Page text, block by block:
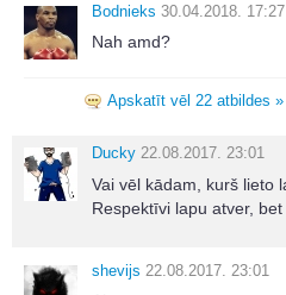
Bodnieks 30.04.2018. 17:27
Nah amd?
Apskatīt vēl 22 atbildes »
Ducky 22.08.2017. 23:01
Vai vēl kādam, kurš lieto
Respektīvi lapu atver,
shevijs 22.08.2017. 23:01